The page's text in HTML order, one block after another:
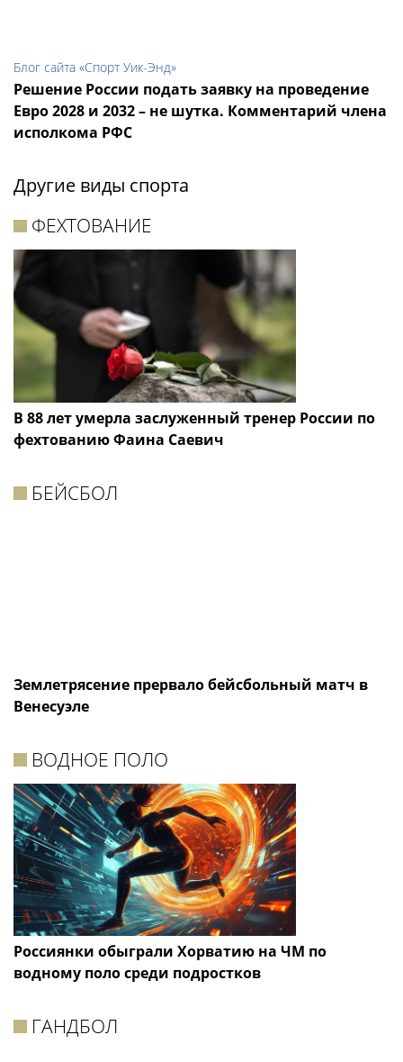
Блог сайта «Спорт Уик-Энд»
Решение России подать заявку на проведение
Евро 2028 и 2032 – не шутка. Комментарий члена
исполкома РФС
Другие виды спорта
ФЕХТОВАНИЕ
В 88 лет умерла заслуженный тренер России по
фехтованию Фаина Саевич
БЕЙСБОЛ
Землетрясение прервало бейсбольный матч в
Венесуэле
ВОДНОЕ ПОЛО
Россиянки обыграли Хорватию на ЧМ по
водному поло среди подростков
ГАНДБОЛ